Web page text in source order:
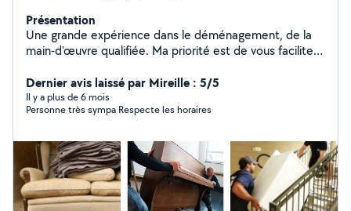
Présentation
Une grande expérience dans le déménagement, de la
main-d'œuvre qualifiée. Ma priorité est de vous faciliter
rappelez à l'avenir.
Dernier avis laissé par Mireille : 5/5
Il y a plus de 6 mois
Personne très sympa Respecte les horaires